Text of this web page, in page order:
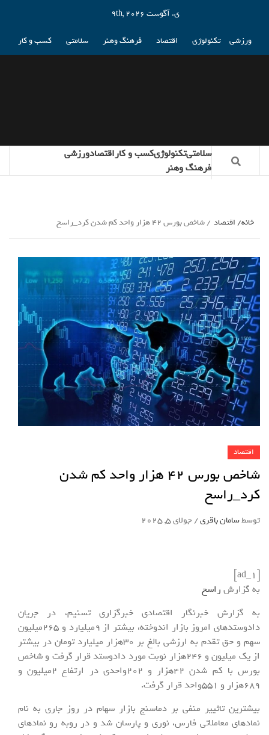
ی. آگوست 9th, 2026
ورزشی تکنولوژی اقتصاد فرهنگ وهنر سلامتی کسب و کار
سلامتیتکنولوژیکسب و کاراقتصادورزشی
فرهنگ وهنر
خانه اقتصاد شاخص بورس 42 هزار واحد کم شدن کرد_راسخ
اقتصاد
شاخص بورس 42 هزار واحد کم شدن
کرد_راسخ
توسطسامان باقری/ جولای 5, 2025
[ad_1]
به گزارش راسخ
به گزارش خبرنگار اقتصادی خبرگزاری تسنیم، در جریان
دادوستدهای امروز بازار اندوخته، بیشتر از 9میلیارد و 265میلیون
سهم و حق تقدم به ارزشی بالغ بر 30هزار میلیارد تومان در بیشتر
از یک میلیون و 246هزار نوبت مورد دادوستد قرار گرفت و شاخص
بورس با کم شدن 42هزار و 202واحدی در ارتفاع 2میلیون و
689هزار و 551واحد قرار گرفت.
بیشترین تاثییر منفی بر دماسنج بازار سهام در روز جاری به نام
نمادهای معاملاتی فارس، نوری و پارسان شد و در روبه رو نمادهای